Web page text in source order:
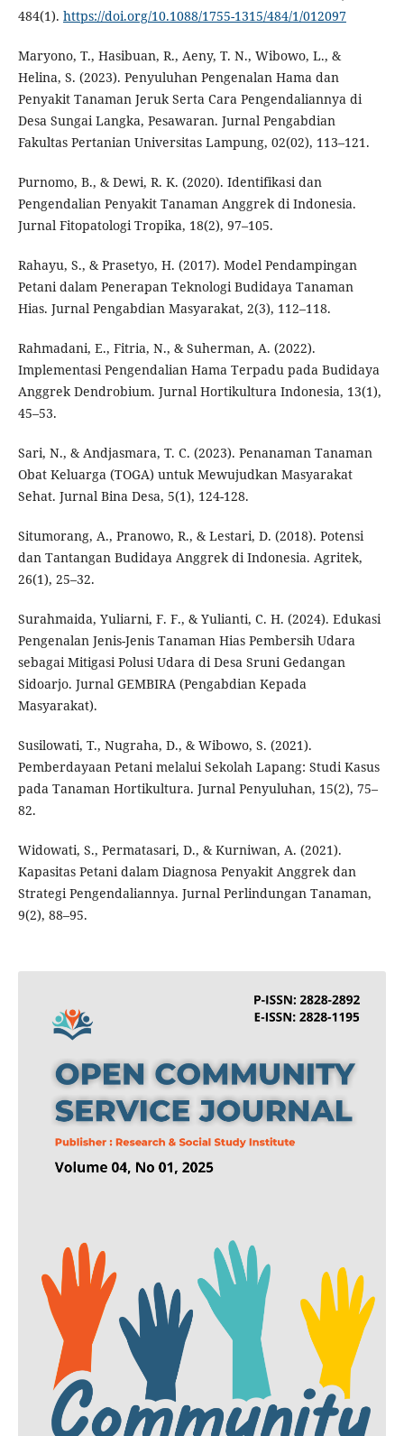
484(1). https://doi.org/10.1088/1755-1315/484/1/012097
Maryono, T., Hasibuan, R., Aeny, T. N., Wibowo, L., &
Helina, S. (2023). Penyuluhan Pengenalan Hama dan
Penyakit Tanaman Jeruk Serta Cara Pengendaliannya di
Desa Sungai Langka, Pesawaran. Jurnal Pengabdian
Fakultas Pertanian Universitas Lampung, 02(02), 113–121.
Purnomo, B., & Dewi, R. K. (2020). Identifikasi dan
Pengendalian Penyakit Tanaman Anggrek di Indonesia.
Jurnal Fitopatologi Tropika, 18(2), 97–105.
Rahayu, S., & Prasetyo, H. (2017). Model Pendampingan
Petani dalam Penerapan Teknologi Budidaya Tanaman
Hias. Jurnal Pengabdian Masyarakat, 2(3), 112–118.
Rahmadani, E., Fitria, N., & Suherman, A. (2022).
Implementasi Pengendalian Hama Terpadu pada Budidaya
Anggrek Dendrobium. Jurnal Hortikultura Indonesia, 13(1),
45–53.
Sari, N., & Andjasmara, T. C. (2023). Penanaman Tanaman
Obat Keluarga (TOGA) untuk Mewujudkan Masyarakat
Sehat. Jurnal Bina Desa, 5(1), 124-128.
Situmorang, A., Pranowo, R., & Lestari, D. (2018). Potensi
dan Tantangan Budidaya Anggrek di Indonesia. Agritek,
26(1), 25–32.
Surahmaida, Yuliarni, F. F., & Yulianti, C. H. (2024). Edukasi
Pengenalan Jenis-Jenis Tanaman Hias Pembersih Udara
sebagai Mitigasi Polusi Udara di Desa Sruni Gedangan
Sidoarjo. Jurnal GEMBIRA (Pengabdian Kepada
Masyarakat).
Susilowati, T., Nugraha, D., & Wibowo, S. (2021).
Pemberdayaan Petani melalui Sekolah Lapang: Studi Kasus
pada Tanaman Hortikultura. Jurnal Penyuluhan, 15(2), 75–
82.
Widowati, S., Permatasari, D., & Kurniwan, A. (2021).
Kapasitas Petani dalam Diagnosa Penyakit Anggrek dan
Strategi Pengendaliannya. Jurnal Perlindungan Tanaman,
9(2), 88–95.